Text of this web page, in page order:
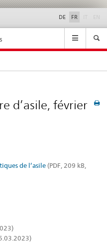
DE FR
d’asile, février
de l’asile (PDF, 209 kB,